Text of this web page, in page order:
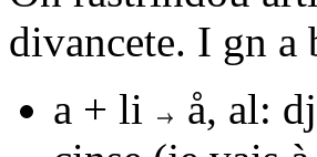
divancete. I gn a
a + li
å, al: